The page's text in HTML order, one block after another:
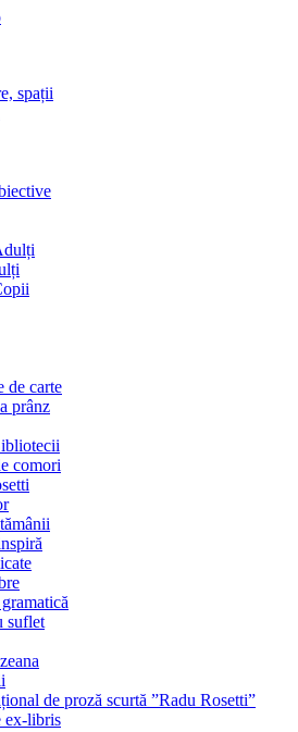
spații
de carte
prânz
comori
suflet
de proză scurtă ”Radu Rosetti”
ex-libris